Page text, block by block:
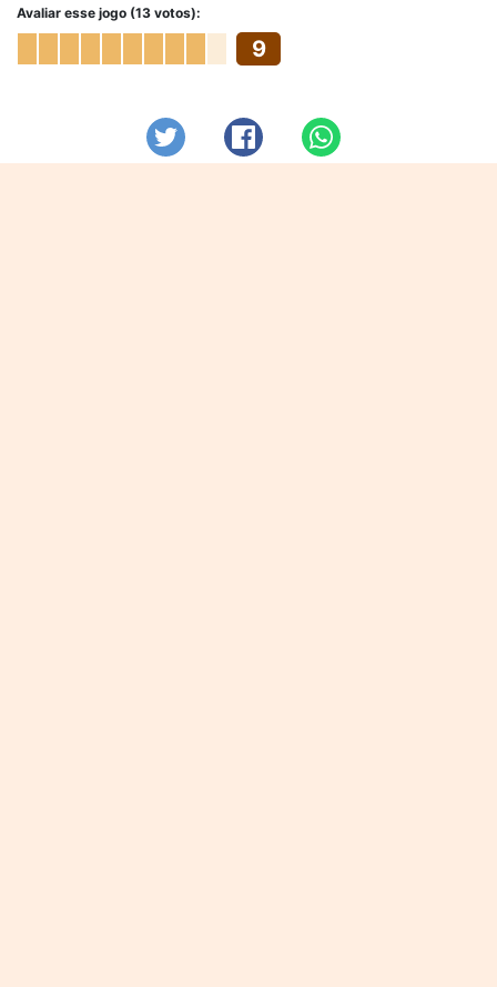
Avaliar esse jogo (13 votos):
9